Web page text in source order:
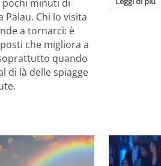
pochi minuti di
Chi lo visita
a tornarci: è
che migliora a
quando
di là delle spiagge